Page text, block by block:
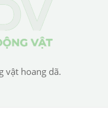
vật hoang dã.